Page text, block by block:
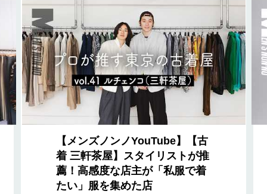
【メンズノンノYouTube】【古
着 三軒茶屋】スタイリストが推
薦！高感度な店主が「私服で着
たい」服を集めた店